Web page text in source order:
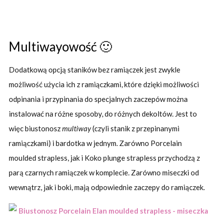
Multiwayowość 🙂
Dodatkową opcją staników bez ramiączek jest zwykle
możliwość użycia ich z ramiączkami, które dzięki możliwości
odpinania i przypinania do specjalnych zaczepów można
instalować na różne sposoby, do różnych dekoltów. Jest to
więc biustonoszmultiway(czyli stanik z przepinanymi
ramiączkami) i bardotka w jednym. Zarówno Porcelain
moulded strapless, jak i Koko plunge strapless przychodzą z
parą czarnych ramiączek w komplecie. Zarówno miseczki od
wewnątrz, jak i boki, mają odpowiednie zaczepy do ramiączek.